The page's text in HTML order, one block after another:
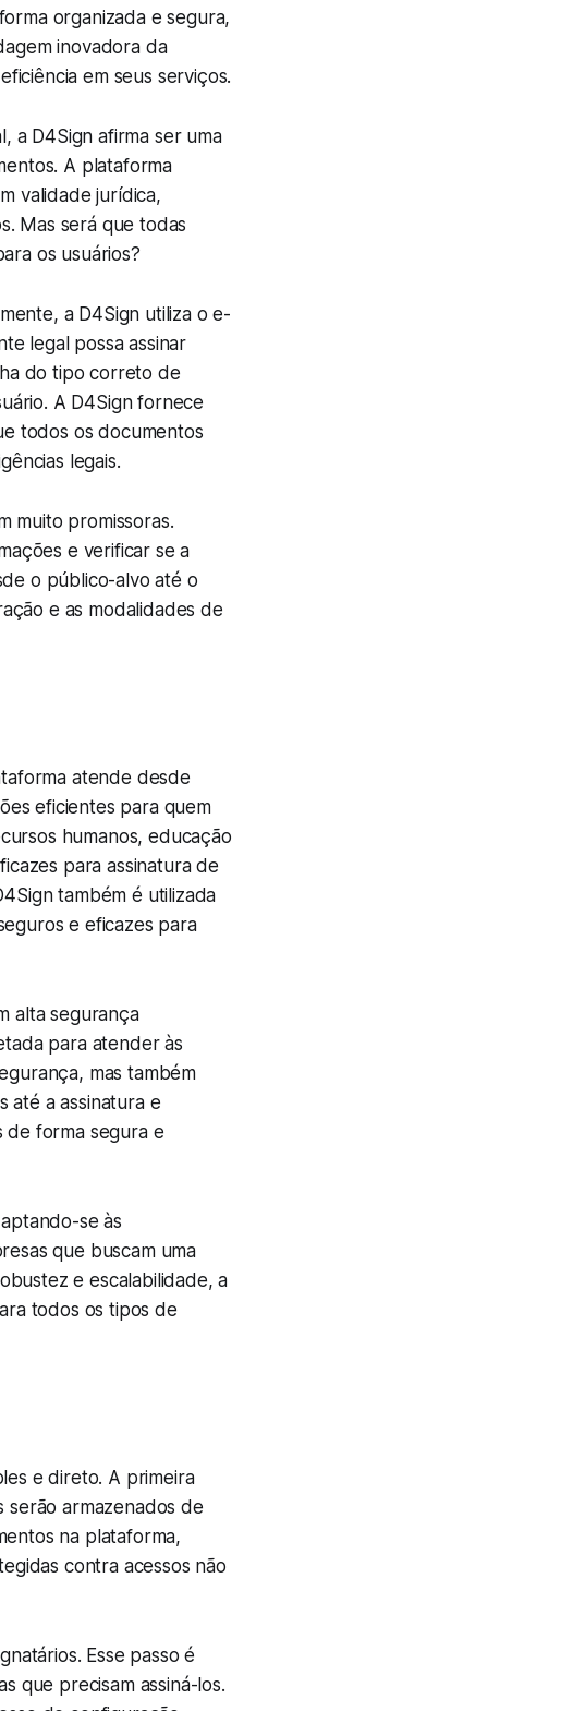
organizada e segura,
inovadora da
em seus serviços.
a D4Sign afirma ser uma
A plataforma
validade jurídica,
Mas será que todas
os usuários?
a D4Sign utiliza o e-
legal possa assinar
do tipo correto de
A D4Sign fornece
todos os documentos
legais.
muito promissoras.
e verificar se a
o público-alvo até o
e as modalidades de
atende desde
eficientes para quem
humanos, educação
para assinatura de
também é utilizada
e eficazes para
alta segurança
para atender às
mas também
até a assinatura e
de forma segura e
se às
que buscam uma
e escalabilidade, a
todos os tipos de
e direto. A primeira
armazenados de
na plataforma,
contra acessos não
Esse passo é
que precisam assiná-los.